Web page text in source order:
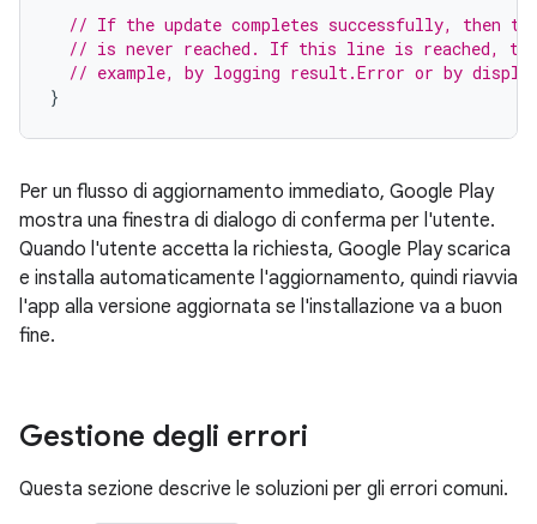
// If the update completes successfully, then
// is never reached. If this line is reached,
// example, by logging result.Error or by
}
Per un flusso di aggiornamento immediato, Google Play
mostra una finestra di dialogo di conferma per l'utente.
Quando l'utente accetta la richiesta, Google Play scarica
e installa automaticamente l'aggiornamento, quindi riavvia
l'app alla versione aggiornata se l'installazione va a buon
fine.
Gestione degli errori
Questa sezione descrive le soluzioni per gli errori comuni.